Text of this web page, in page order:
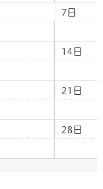
7日
14日
21日
28日